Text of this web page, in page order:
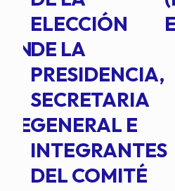
ELECCIÓN
DE LA
PRESIDENCIA,
SECRETARIA
GENERAL E
INTEGRANTES
DEL COMITÉ